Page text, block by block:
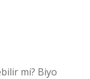
mi? Biyo